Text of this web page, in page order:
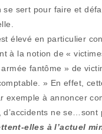
se sert pour faire et
élevé en particulier
à la notion de «
fantôme » de
» En effet,
exemple à annoncer
d’accidents ne se…sont
elles à l’actuel